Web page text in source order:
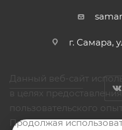
г. Самара,
Данный веб-сайт
в целях
пользовательского
Продолжая